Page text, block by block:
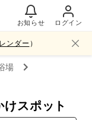
お知らせ ログイン
ンダー ）
場
スポット